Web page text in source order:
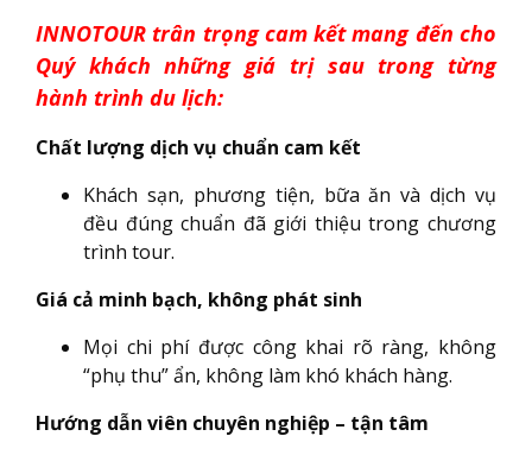
INNOTOUR trân trọng cam kết mang đến cho
Quý khách những giá trị sau trong từng
hành trình du lịch:
Chất lượng dịch vụ chuẩn cam kết
Khách sạn, phương tiện, bữa ăn và dịch vụ
đều đúng chuẩn đã giới thiệu trong chương
trình tour.
Giá cả minh bạch, không phát sinh
Mọi chi phí được công khai rõ ràng, không
“phụ thu” ẩn, không làm khó khách hàng.
Hướng dẫn viên chuyên nghiệp – tận tâm